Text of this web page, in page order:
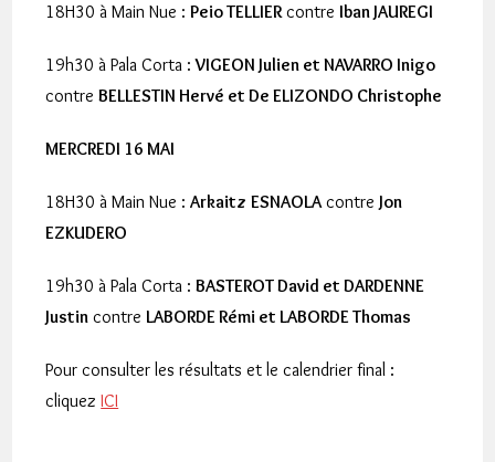
18H30 à Main Nue :Peio TELLIERcontre Iban JAUREGI
19h30 à Pala Corta :VIGEON Julien et NAVARRO Inigo
contreBELLESTIN Hervé et De ELIZONDO Christophe
MERCREDI 16 MAI
18H30 à Main Nue :Arkaitz ESNAOLAcontreJon
EZKUDERO
19h30 à Pala Corta :BASTEROT David et DARDENNE
Justin contre LABORDE Rémi et LABORDE Thomas
Pour consulter les résultats et le calendrier final :
cliquezICI